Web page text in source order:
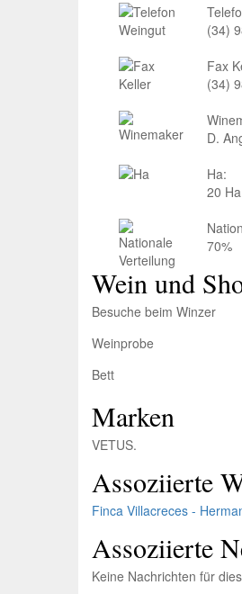
(34)
Fax
(34)
D.
Ha:
20 Ha
70%
Wein und
Besuche beim Winzer
Weinprobe
Bett
Marken
VETUS.
Assoziierte
Finca Villacreces -
Assoziierte
Keine Nachrichten für